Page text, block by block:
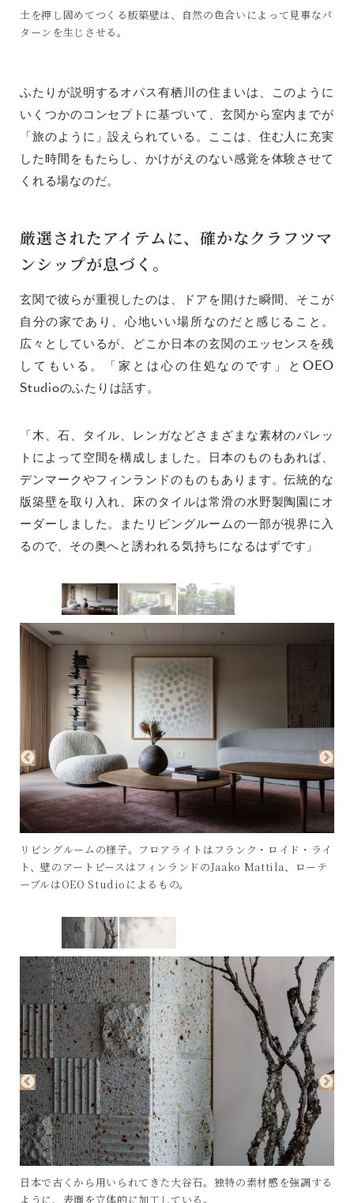
土を押し固めてつくる版築壁は、自然の色合いによって見事なパ
ターンを生じさせる。
ふたりが説明するオパス有栖川の住まいは、このように
いくつかのコンセプトに基づいて、玄関から室内までが
「旅のように」設えられている。ここは、住む人に充実
した時間をもたらし、かけがえのない感覚を体験させて
くれる場なのだ。
厳選されたアイテムに、確かなクラフツマ
ンシップが息づく。
玄関で彼らが重視したのは、ドアを開けた瞬間、そこが
自分の家であり、心地いい場所なのだと感じること。
広々としているが、どこか日本の玄関のエッセンスを残
してもいる。「家とは心の住処なのです」とOEO
Studioのふたりは話す。
「木、石、タイル、レンガなどさまざまな素材のパレッ
トによって空間を構成しました。日本のものもあれば、
デンマークやフィンランドのものもあります。伝統的な
版築壁を取り入れ、床のタイルは常滑の水野製陶園にオ
ーダーしました。またリビングルームの一部が視界に入
るので、その奥へと誘われる気持ちになるはずです」
リビングルームの様子。フロアライトはフランク・ロイド・ライ
ト、壁のアートピースはフィンランドのJaako Mattila、ローテ
ーブルはOEO Studioによるもの。
日本で古くから用いられてきた大谷石。独特の素材感を強調する
ように、表面を立体的に加工している。